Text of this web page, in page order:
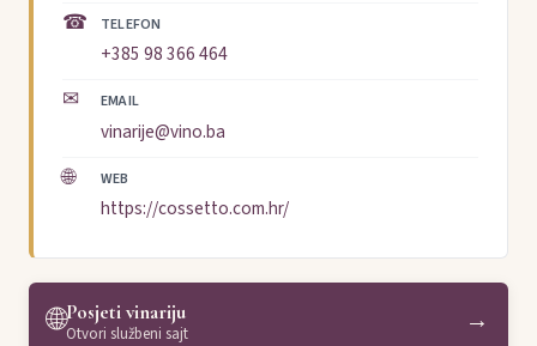
☎ TELEFON
+385 98 366 464
✉ EMAIL
vinarije@vino.ba
🌐 WEB
https://cossetto.com.hr/
🌐Posjeti vinariju
Otvori službeni sajt →